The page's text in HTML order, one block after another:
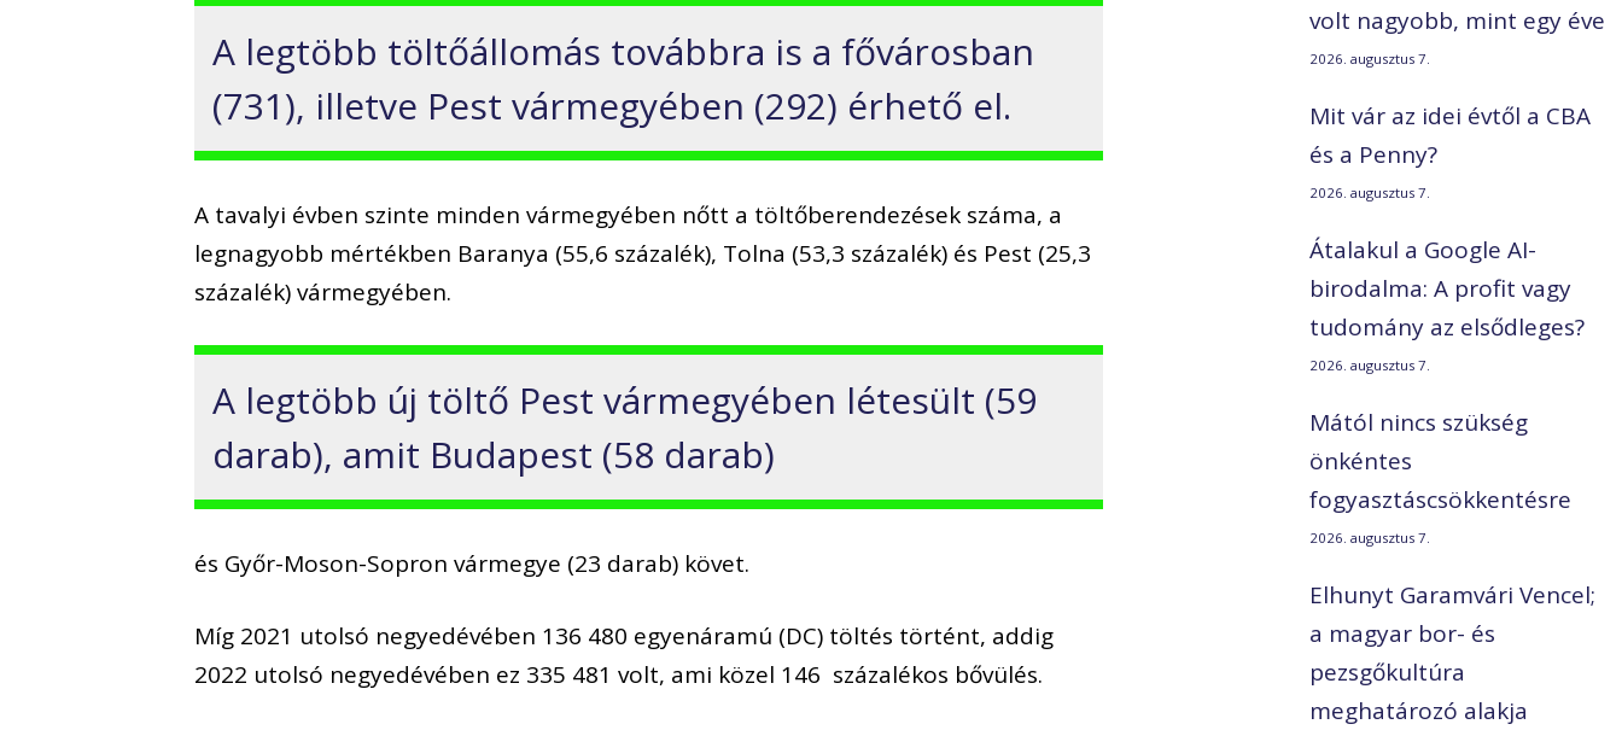
A legtöbb töltőállomás továbbra is a fővárosban
(731), illetve Pest vármegyében (292) érhető el.
A tavalyi évben szinte minden vármegyében nőtt a töltőberendezések száma, a
legnagyobb mértékben Baranya (55,6 százalék), Tolna (53,3 százalék) és Pest (25,3
százalék) vármegyében.
A legtöbb új töltő Pest vármegyében létesült (59
darab), amit Budapest (58 darab)
és Győr-Moson-Sopron vármegye (23 darab) követ.
Míg 2021 utolsó negyedévében 136 480 egyenáramú (DC) töltés történt, addig
2022 utolsó negyedévében ez 335 481 volt, ami közel 146 százalékos bővülés.
volt nagyobb, mint egy éve
2026. augusztus 7.
Mit vár az idei évtől a CBA
és a Penny?
2026. augusztus 7.
Átalakul a Google AI-
birodalma: A profit vagy
tudomány az elsődleges?
2026. augusztus 7.
Mától nincs szükség
önkéntes
fogyasztáscsökkentésre
2026. augusztus 7.
Elhunyt Garamvári Vencel;
a magyar bor- és
pezsgőkultúra
meghatározó alakja